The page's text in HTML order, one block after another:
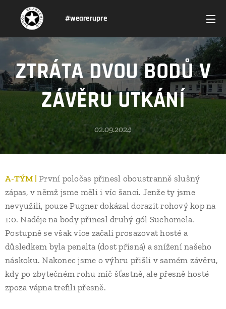
#wearerupre
ZTRÁTA DVOU BODŮ V
ZÁVĚRU UTKÁNÍ
02.09.2024
A-TÝM | První poločas přinesl oboustranně slušný
zápas, v němž jsme měli i víc šancí. Jenže ty jsme
nevyužili, pouze Pugner dokázal dorazit rohový kop na
1:0. Naděje na body přinesl druhý gól Suchomela.
Postupně se však více začali prosazovat hosté a
důsledkem byla penalta (dost přísná) a snížení našeho
náskoku. Nakonec jsme o výhru přišli v samém závěru,
kdy po zbytečném rohu míč šťastně, ale přesně hosté
zpoza vápna trefili přesně.